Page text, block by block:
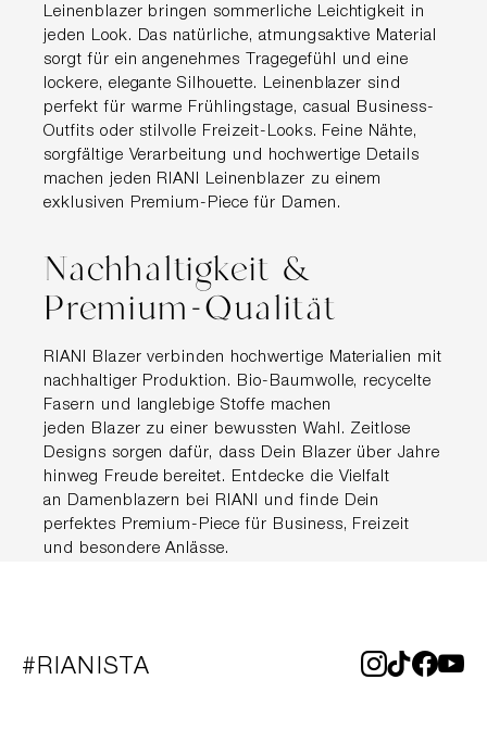
Leinenblazer bringen sommerliche Leichtigkeit in
jeden Look. Das natürliche, atmungsaktive Material
sorgt für ein angenehmes Tragegefühl und eine
lockere, elegante Silhouette. Leinenblazer sind
perfekt für warme Frühlingstage, casual Business-
Outfits oder stilvolle Freizeit-Looks. Feine Nähte,
sorgfältige Verarbeitung und hochwertige Details
machen jeden RIANI Leinenblazer zu einem
exklusiven Premium-Piece für Damen.
Nachhaltigkeit &
Premium-Qualität
RIANI Blazer verbinden hochwertige Materialien mit
nachhaltiger Produktion. Bio-Baumwolle, recycelte
Fasern und langlebige Stoffe machen
jeden Blazer zu einer bewussten Wahl. Zeitlose
Designs sorgen dafür, dass Dein Blazer über Jahre
hinweg Freude bereitet. Entdecke die Vielfalt
an Damenblazern bei RIANI und finde Dein
perfektes Premium-Piece für Business, Freizeit
und besondere Anlässe.
#RIANISTA